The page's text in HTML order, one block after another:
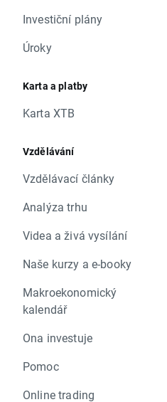
Investiční plány
Úroky
Karta a platby
Karta XTB
Vzdělávání
Vzdělávací články
Analýza trhu
Videa a živá vysílání
Naše kurzy a e-booky
Makroekonomický
kalendář
Ona investuje
Pomoc
Online trading